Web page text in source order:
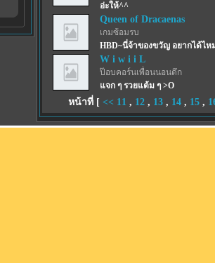
อ่ะให้^^
Queen of Dracaenas
เกมซ้อมรบ
HBD~นี่จ้าของขวัญ อยากได้ไห
W i w i i L
ป๊อบคอร์นเพื่อนนอนดึก
แจก ๆ รวยแต้ม ๆ >O
หน้าที่ [ << 11 , 12, 13, 14, 15,